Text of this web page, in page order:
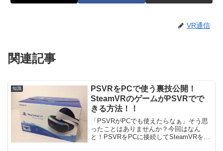
VR通信
関連記事
知識
PSVRをPCで使う裏技公開！
SteamVRのゲームがPSVRでで
きる方法！！
「PSVRがPCでも使えたらなぁ」そう思
ったことはありませんか？今回はなん
と！PSVRをPCに接続してSteamVRを遊